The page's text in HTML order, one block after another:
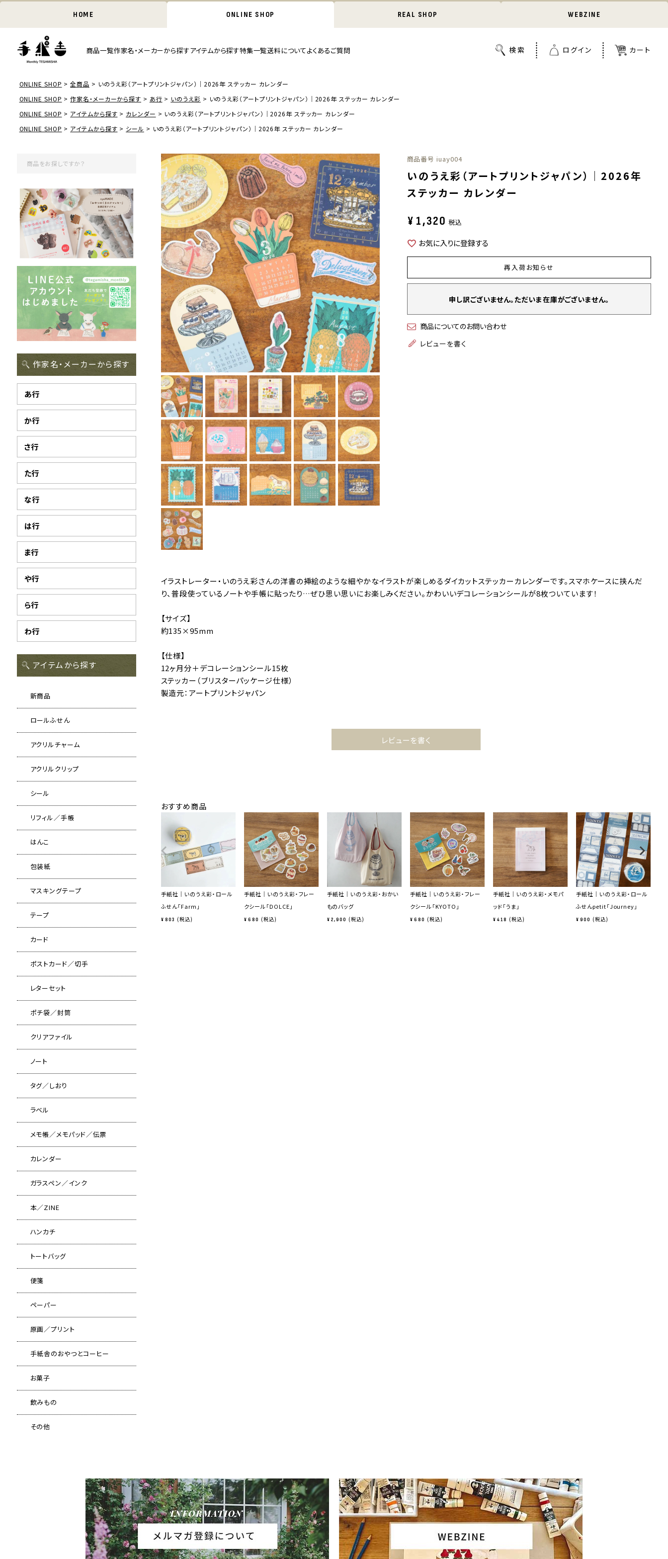
HOME ONLINE SHOP REAL SHOP WEBZINE
商品一覧作家名・メーカーから探すアイテムから探す特集一覧送料についてよくあるご質問
ONLINE SHOP 全商品
いのうえ彩（アートプリントジャパン）｜2026年 ステッカー カレンダー
ONLINE SHOP
作家名・メーカーから探す あ行 いのうえ彩
いのうえ彩（アートプリントジャパン）｜2026年 ステッカー カレンダー
ONLINE SHOP
アイテムから探す カレンダー
いのうえ彩（アートプリントジャパン）｜2026年 ステッカー カレンダー
ONLINE SHOP
アイテムから探す シール いのうえ彩（アートプリントジャパン）｜2026年 ステッカー カレンダー
作家名・メーカーから探す
あ行
か行
さ行
た行
な行
は行
ま行
や行
ら行
わ行
アイテムから探す
新商品
ロールふせん
アクリルチャーム
アクリルクリップ
シール
リフィル／手帳
はんこ
包装紙
マスキングテープ
テープ
カード
ポストカード／切手
レターセット
ポチ袋／封筒
クリアファイル
ノート
タグ／しおり
ラベル
メモ帳／メモパッド／伝票
カレンダー
ガラスペン／インク
本／ZINE
ハンカチ
トートバッグ
便箋
ペーパー
原画／プリント
手紙舎のおやつとコーヒー
お菓子
飲みもの
その他
商品番号 iuay004
いのうえ彩（アートプリントジャパン）｜2026年
ステッカー カレンダー
¥ 1,320 税込
お気に入りに登録する
再入荷お知らせ
申し訳ございません。ただいま在庫がございません。
商品についてのお問い合わせ
レビューを書く
イラストレーター・いのうえ彩さんの洋書の挿絵のような細やかなイラストが楽しめるダイカットステッカーカレンダーです。スマホケースに挟んだ
り、普段使っているノートや手帳に貼ったり…ぜひ思い思いにお楽しみください。かわいいデコレーションシールが8枚ついています！
【サイズ】
約135×95mm
【仕様】
12ヶ月分＋デコレーションシール15枚
ステッカー（ブリスターパッケージ仕様）
製造元：アートプリントジャパン
レビューを書く
おすすめ商品
手紙社｜いのうえ彩・ロール
ふせん「Farm」
¥ 803 税込
手紙社｜いのうえ彩・フレー
クシール「DOLCE」
¥ 680 税込
手紙社｜いのうえ彩・おかい
ものバッグ
¥ 2,900 税込
手紙社｜いのうえ彩・フレー
クシール「KYOTO」
¥ 680 税込
手紙社｜いのうえ彩・メモパ
ッド「うま」
¥ 418 税込
手紙社｜いのうえ彩・ロール
ふせんpetit「Journey」
¥ 900 税込